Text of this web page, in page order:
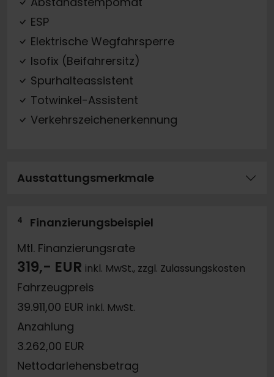
ESP
Elektrische Wegfahrsperre
Isofix (Beifahrersitz)
Spurhalteassistent
Totwinkel-Assistent
Verkehrszeichenerkennung
Ausstattungsmerkmale
4
Finanzierungsbeispiel
Mtl. Finanzierungsrate
319,- EUR inkl. MwSt., zzgl. Zulassungskosten
Fahrzeugpreis
39.911,00 EUR inkl. MwSt.
Anzahlung
3.262,00 EUR
Nettodarlehensbetrag